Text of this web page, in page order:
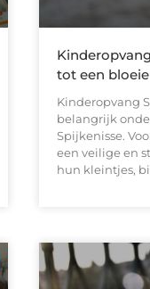
tot een
Kinderopvang
belangrijk
Spijkenisse.
een veilige en
hun kleintjes,